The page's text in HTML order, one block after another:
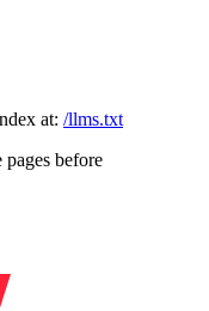
at: /llms.txt
before